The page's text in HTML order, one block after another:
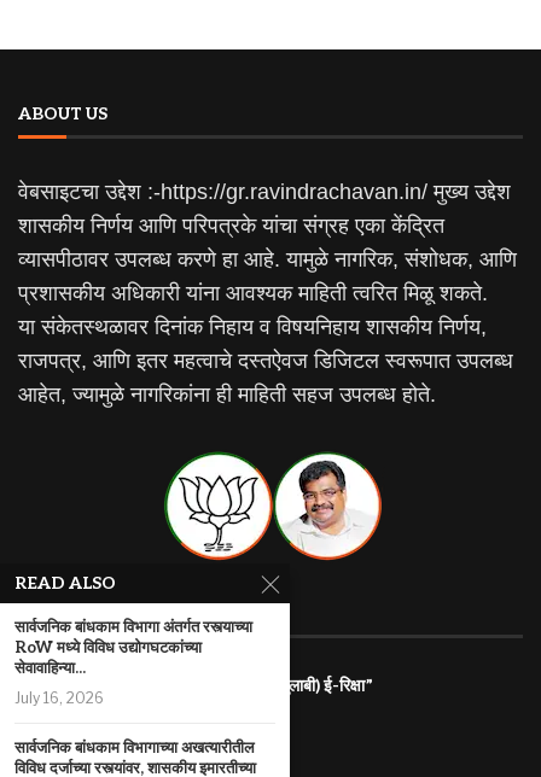
ABOUT US
वेबसाइटचा उद्देश :-https://gr.ravindrachavan.in/ मुख्य उद्देश
शासकीय निर्णय आणि परिपत्रके यांचा संग्रह एका केंद्रित
व्यासपीठावर उपलब्ध करणे हा आहे. यामुळे नागरिक, संशोधक, आणि
प्रशासकीय अधिकारी यांना आवश्यक माहिती त्वरित मिळू शकते.
या संकेतस्थळावर दिनांक निहाय व विषयनिहाय शासकीय निर्णय,
राजपत्र, आणि इतर महत्वाचे दस्तऐवज डिजिटल स्वरूपात उपलब्ध
आहेत, ज्यामुळे नागरिकांना ही माहिती सहज उपलब्ध होते.
RECENT ARTICLES
राज्यातील गरजू महिलांना रोजगारासाठी “पिंक (गुलाबी) ई-रिक्षा”
July 31, 2026
महाराष्ट्र इलेक्ट्रिक वाहन धोरण
READ ALSO
सार्वजनिक बांधकाम विभागा अंतर्गत रस्त्याच्या
RoW मध्ये विविध उद्योगघटकांच्या
सेवावाहिन्या...
July 16, 2026
सार्वजनिक बांधकाम विभागाच्या अखत्यारीतील
विविध दर्जाच्या रस्त्यांवर, शासकीय इमारतीच्या